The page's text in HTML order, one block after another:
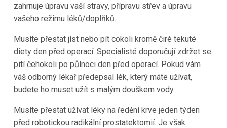
zahrnuje úpravu vaší stravy, přípravu střev a úpravu
vašeho režimu léků/doplňků.
Musíte přestat jíst nebo pít cokoli kromě čiré tekuté
diety den před operací. Specialisté doporučují zdržet se
pití čehokoli po půlnoci den před operací. Pokud vám
váš odborný lékař předepsal lék, který máte užívat,
budete ho muset užít s malým douškem vody.
Musíte přestat užívat léky na ředění krve jeden týden
před robotickou radikální prostatektomií. Je však